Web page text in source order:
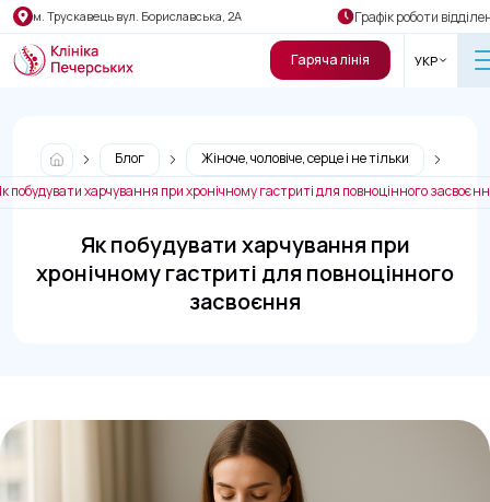
м. Трускавець вул. Бориславська, 2А Графік роботи
Гаряча лінія УКР
Блог
Жіноче, чоловіче, серце і не тільки
побудувати харчування при хронічному гастриті для повноцінного
Як побудувати харчування при
хронічному гастриті для повноцінного
засвоєння